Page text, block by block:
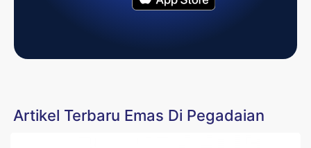
Artikel Terbaru Emas Di Pegadaian